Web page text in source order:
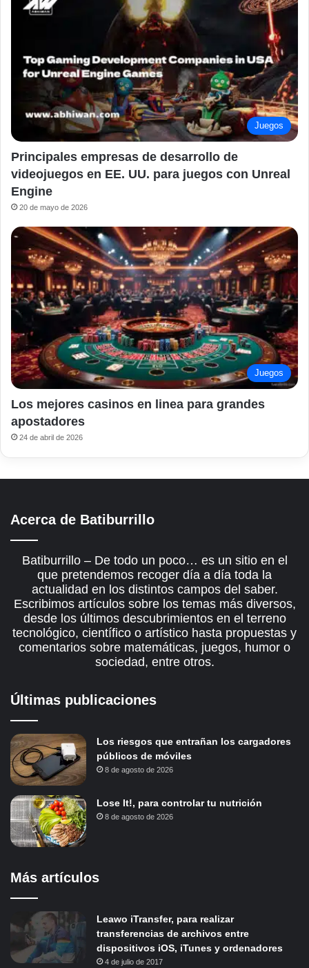
Juegos
Principales empresas de desarrollo de
videojuegos en EE. UU. para juegos con Unreal
Engine
20 de mayo de 2026
Juegos
Los mejores casinos en linea para grandes
apostadores
24 de abril de 2026
Acerca de Batiburrillo
Batiburrillo – De todo un poco… es un sitio en el
que pretendemos recoger día a día toda la
actualidad en los distintos campos del saber.
Escribimos artículos sobre los temas más diversos,
desde los últimos descubrimientos en el terreno
tecnológico, científico o artístico hasta propuestas y
comentarios sobre matemáticas, juegos, humor o
sociedad, entre otros.
Últimas publicaciones
Los riesgos que entrañan los cargadores
públicos de móviles
8 de agosto de 2026
Lose It!, para controlar tu nutrición
8 de agosto de 2026
Más artículos
Leawo iTransfer, para realizar
transferencias de archivos entre
dispositivos iOS, iTunes y ordenadores
4 de julio de 2017